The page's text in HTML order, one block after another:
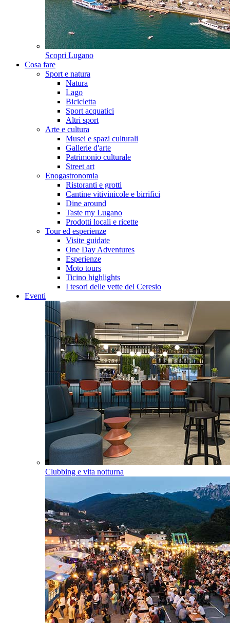
Scopri Lugano
Cosa fare
Sport e natura
Natura
Lago
Bicicletta
Sport acquatici
Altri sport
Arte e cultura
Musei e spazi culturali
Gallerie d'arte
Patrimonio culturale
Street art
Enogastronomia
Ristoranti e grotti
Cantine vitivinicole e birrifici
Dine around
Taste my Lugano
Prodotti locali e ricette
Tour ed esperienze
Visite guidate
One Day Adventures
Esperienze
Moto tours
Ticino highlights
I tesori delle vette del Ceresio
Eventi
Clubbing e vita notturna